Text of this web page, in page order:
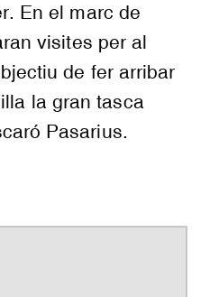
En el marc de
visites per al
de fer arribar
la gran tasca
Pasarius.